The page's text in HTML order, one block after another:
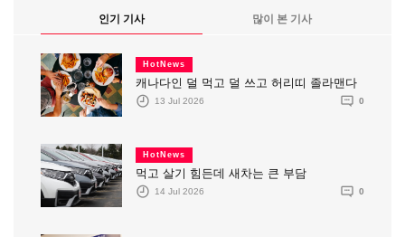
인기 기사 많이 본 기사
HotNews
캐나다인 덜 먹고 덜 쓰고 허리띠 졸라맨다
13 Jul 2026 0
HotNews
먹고 살기 힘든데 새차는 큰 부담
14 Jul 2026 0